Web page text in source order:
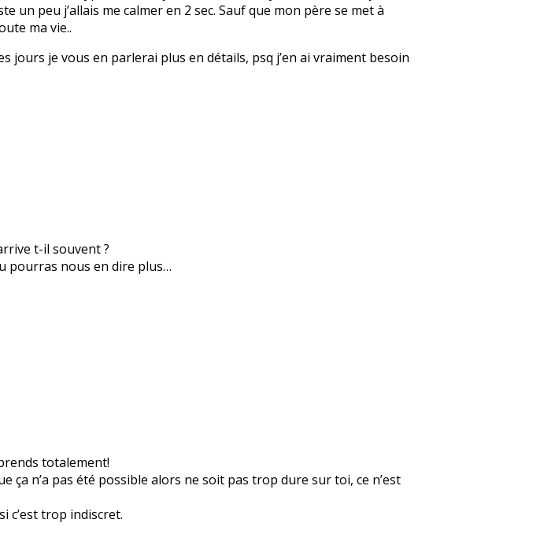
un peu j’allais me calmer en 2 sec. Sauf que mon père se met à
ma vie..
jours je vous en parlerai plus en détails, psq j’en ai vraiment besoin
t-il souvent ?
pourras nous en dire plus…
totalement!
n’a pas été possible alors ne soit pas trop dure sur toi, ce n’est
c’est trop indiscret.